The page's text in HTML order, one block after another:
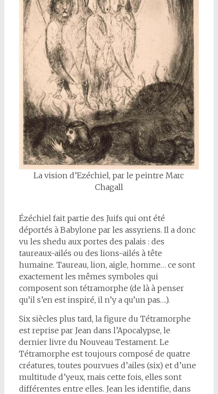
La vision d’Ezéchiel, par le peintre Marc
Chagall
Ézéchiel fait partie des Juifs qui ont été
déportés à Babylone par les assyriens. Il a donc
vu les shedu aux portes des palais : des
taureaux-ailés ou des lions-ailés à tête
humaine. Taureau, lion, aigle, homme… ce sont
exactement les mêmes symboles qui
composent son tétramorphe (de là à penser
qu’il s’en est inspiré, il n’y a qu’un pas….).
Six siècles plus tard, la figure du Tétramorphe
est reprise par Jean dans l’Apocalypse, le
dernier livre du Nouveau Testament. Le
Tétramorphe est toujours composé de quatre
créatures, toutes pourvues d’ailes (six) et d’une
multitude d’yeux, mais cette fois, elles sont
différentes entre elles. Jean les identifie, dans